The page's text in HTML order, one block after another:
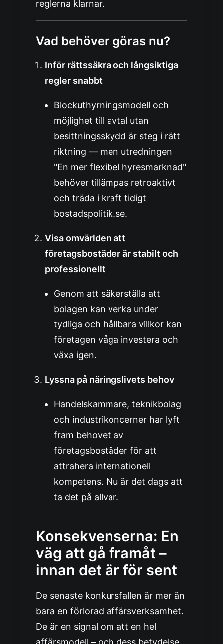
reglerna klarnar.
Vad behöver göras nu?
Inför rättssäkra och långsiktiga
regler snabbt
Blockuthyrningsmodell och
möjlighet till avtal utan
besittningsskydd är steg i rätt
riktning — men utredningen
"En mer flexibel hyresmarknad"
behöver tillämpas retroaktivt
och träda i kraft tidigt
bostadspolitik.se.
Visa omvärlden att
företagsbostäder är stabilt och
professionellt
Genom att säkerställa att
bolagen kan verka under
tydliga och hållbara villkor kan
företagen våga investera och
växa igen.
Lyssna på näringslivets behov
Handelskammare, teknikbolag
och industrikoncerner har lyft
fram behovet av
företagsbostäder för att
attrahera internationell
kompetens. Nu är det dags att
ta det på allvar.
Konsekvenserna: En
väg att gå framåt –
innan det är för sent
De senaste konkursfallen är mer än
bara en förlorad affärsverksamhet.
De är en signal om att en hel
affärsmodell – och dess betydelse